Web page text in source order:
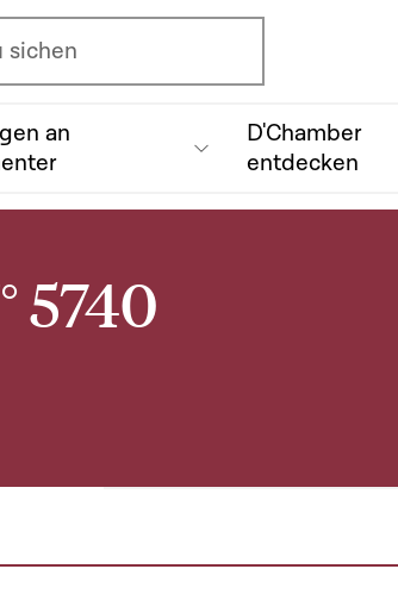
sichen
an
D'Chamber
entdecken
5740